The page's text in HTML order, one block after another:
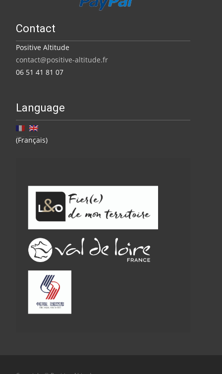
Contact
Positive Altitude
contact@positive-altitude.fr
06 51 41 81 07
Language
(Français)